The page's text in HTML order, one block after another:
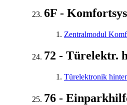
6F -
Zentralmodul
72 - Türelektr.
Türelektronik
76 -